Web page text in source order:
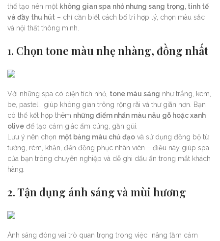
thể tạo nên một không gian spa nhỏ nhưng sang trọng, tinh tế
và đầy thu hút – chỉ cần biết cách bố trí hợp lý, chọn màu sắc
và nội thất thông minh.
1. Chọn tone màu nhẹ nhàng, đồng nhất
Với những spa có diện tích nhỏ, tone màu sáng như trắng, kem,
be, pastel… giúp không gian trông rộng rãi và thư giãn hơn. Bạn
có thể kết hợp thêm những điểm nhấn màu nâu gỗ hoặc xanh
olive để tạo cảm giác ấm cúng, gần gũi.
Lưu ý nên chọn một bảng màu chủ đạo và sử dụng đồng bộ từ
tường, rèm, khăn, đến đồng phục nhân viên – điều này giúp spa
của bạn trông chuyên nghiệp và dễ ghi dấu ấn trong mắt khách
hàng.
2. Tận dụng ánh sáng và mùi hương
Ánh sáng đóng vai trò quan trọng trong việc “nâng tầm cảm